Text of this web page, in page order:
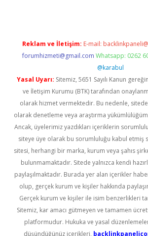
Reklam ve İletişim: E-mail:
forumhizmeti@gmail.com Whatsapp: 0262
@karabul
Yasal Uyarı: Sitemiz, 5651 Sayılı Kanun
ve İletişim Kurumu (BTK) tarafından
olarak hizmet vermektedir. Bu nedenle,
olarak denetleme veya araştırma
Ancak, üyelerimiz yazdıkları içeriklerin
siteye üye olarak bu sorumluluğu kabul etmiş
sitesi, herhangi bir marka, kurum veya şahıs
bulunmamaktadır. Sitede yalnızca kendi
paylaşılmaktadır. Burada yer alan içerikler
olup, gerçek kurum ve kişiler hakkında
Gerçek kurum ve kişiler ile isim benzerlikleri
Sitemiz, kar amacı gütmeyen ve tamamen
platformudur. Hukuka ve yasal
düşündüğünüz içerikleri,